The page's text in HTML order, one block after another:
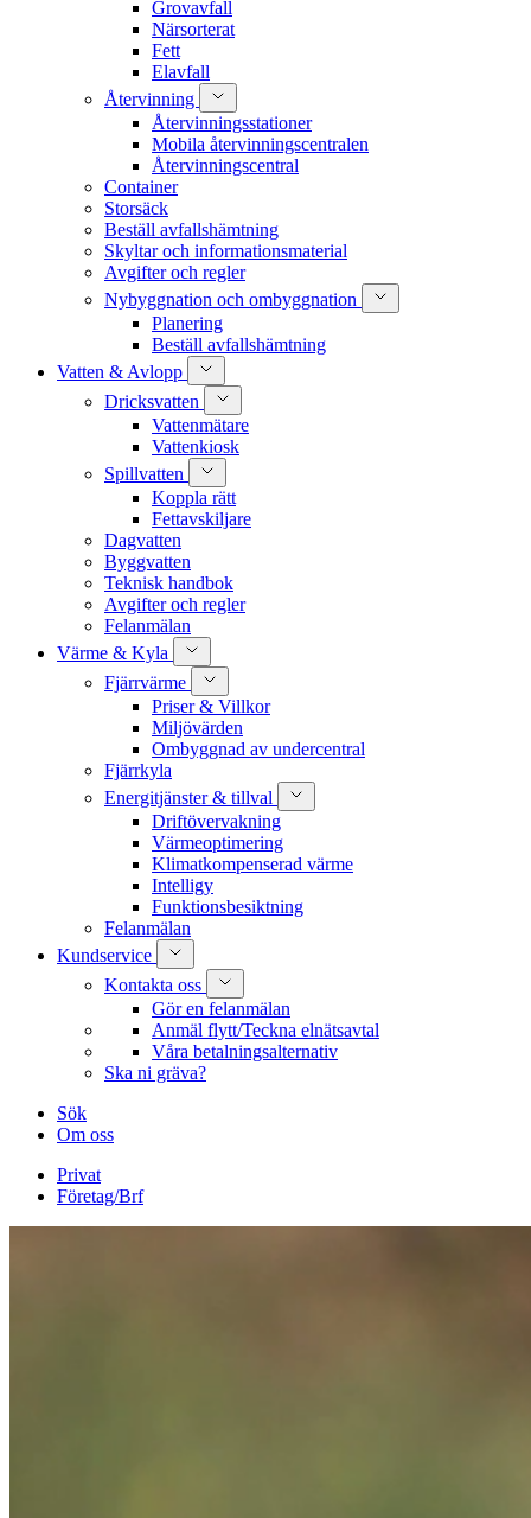
Grovavfall
Närsorterat
Fett
Elavfall
Återvinning
Återvinningsstationer
Mobila återvinningscentralen
Återvinningscentral
Container
Storsäck
Beställ avfallshämtning
Skyltar och informationsmaterial
Avgifter och regler
Nybyggnation och ombyggnation
Planering
Beställ avfallshämtning
Vatten & Avlopp
Dricksvatten
Vattenmätare
Vattenkiosk
Spillvatten
Koppla rätt
Fettavskiljare
Dagvatten
Byggvatten
Teknisk handbok
Avgifter och regler
Felanmälan
Värme & Kyla
Fjärrvärme
Priser & Villkor
Miljövärden
Ombyggnad av undercentral
Fjärrkyla
Energitjänster & tillval
Driftövervakning
Värmeoptimering
Klimatkompenserad värme
Intelligy
Funktionsbesiktning
Felanmälan
Kundservice
Kontakta oss
Gör en felanmälan
Anmäl flytt/Teckna elnätsavtal
Våra betalningsalternativ
Ska ni gräva?
Sök
Om oss
Privat
Företag/Brf